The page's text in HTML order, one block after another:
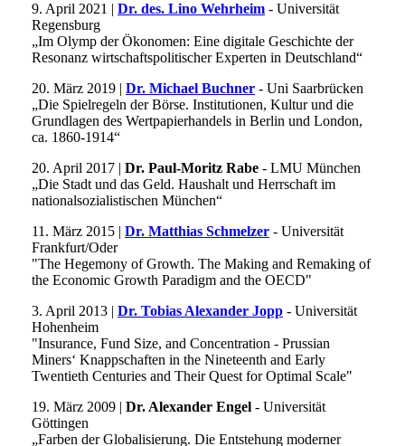
9. April 2021 | Dr. des. Lino Wehrheim - Universität
Regensburg
„Im Olymp der Ökonomen: Eine digitale Geschichte der
Resonanz wirtschaftspolitischer Experten in Deutschland“
20. März 2019 | Dr. Michael Buchner - Uni Saarbrücken
„Die Spielregeln der Börse. Institutionen, Kultur und die
Grundlagen des Wertpapierhandels in Berlin und London,
ca. 1860-1914“
20. April 2017 | Dr. Paul-Moritz Rabe - LMU München
„Die Stadt und das Geld. Haushalt und Herrschaft im
nationalsozialistischen München“
11. März 2015 | Dr. Matthias Schmelzer - Universität
Frankfurt/Oder
"The Hegemony of Growth. The Making and Remaking of
the Economic Growth Paradigm and the OECD"
3. April 2013 | Dr. Tobias Alexander Jopp - Universität
Hohenheim
"Insurance, Fund Size, and Concentration - Prussian
Miners‘ Knappschaften in the Nineteenth and Early
Twentieth Centuries and Their Quest for Optimal Scale"
19. März 2009 | Dr. Alexander Engel - Universität
Göttingen
„Farben der Globalisierung. Die Entstehung moderner